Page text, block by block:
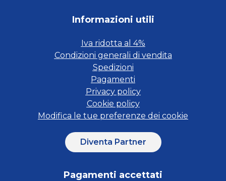
Informazioni utili
Iva ridotta al 4%
Condizioni generali di vendita
Spedizioni
Pagamenti
Privacy policy
Cookie policy
Modifica le tue preferenze dei cookie
Diventa Partner
Pagamenti accettati